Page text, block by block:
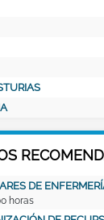
DE
horas